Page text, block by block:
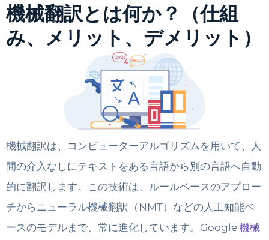
機械翻訳とは何か？（仕組
み、メリット、デメリット）
機械翻訳は、コンピューターアルゴリズムを用いて、人
間の介入なしにテキストをある言語から別の言語へ自動
的に翻訳します。この技術は、ルールベースのアプロー
チからニューラル機械翻訳（NMT）などの人工知能ベ
ースのモデルまで、常に進化しています。Google 機械